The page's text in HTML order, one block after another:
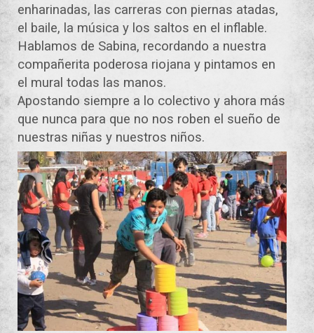
enharinadas, las carreras con piernas atadas,
el baile, la música y los saltos en el inflable.
Hablamos de Sabina, recordando a nuestra
compañerita poderosa riojana y pintamos en
el mural todas las manos.
Apostando siempre a lo colectivo y ahora más
que nunca para que no nos roben el sueño de
nuestras niñas y nuestros niños.